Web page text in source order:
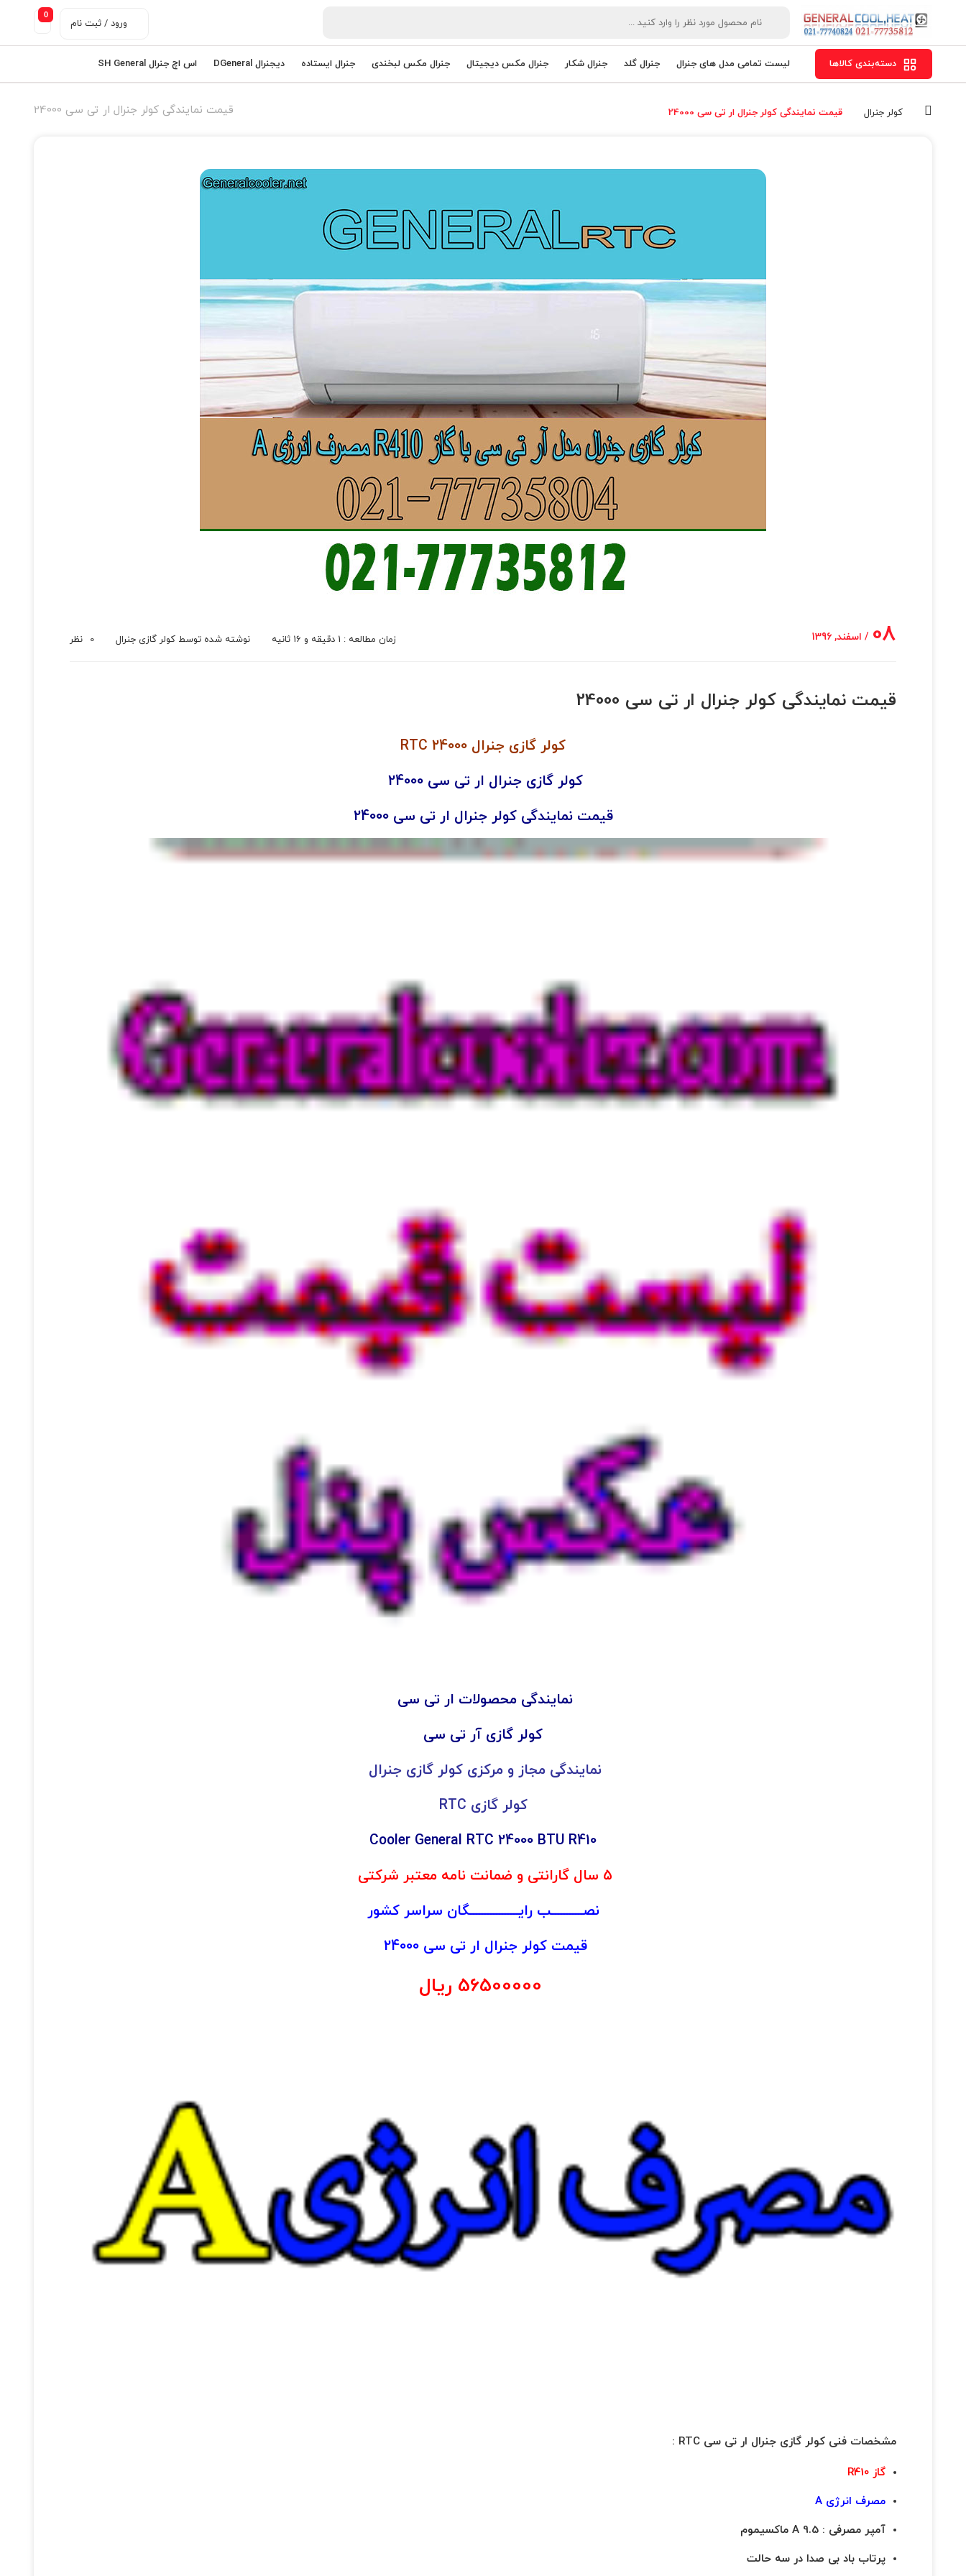
0
ورود / ثبت نام
دسته‌بندی کالاها لیست تمامی مدل های جنرال جنرال گلد جنرال شکار جنرال مکس دیجیتال جنرال مکس لبخندی جنرال ایستاده دیجنرال DGeneral اس اچ جنرال SH General
قیمت نمایندگی کولر جنرال ار تی سی 24000 کولر جنرال قیمت نمایندگی کولر جنرال ار تی سی 24000
08 / اسفند, 1396 0 نظر نوشته شده توسط کولر گازی جنرال زمان مطالعه : 1 دقیقه و 16 ثانیه
قیمت نمایندگی کولر جنرال ار تی سی 24000
کولر گازی جنرال RTC 24000
کولر گازی جنرال ار تی سی 24000
قیمت نمایندگی کولر جنرال ار تی سی 24000
نمایندگی محصولات ار تی سی
کولر گازی آر تی سی
نمایندگی مجاز و مرکزی کولر گازی جنرال
کولر گازی RTC
Cooler General RTC 24000 BTU R410
5 سال گارانتی و ضمانت نامه معتبر شرکتی
نصـــــــــــب رایـــــــــــــــــگان سراسر کشور
قیمت کولر جنرال ار تی سی 24000
مشخصات فنی کولر گازی جنرال ار تی سی RTC :
گاز R410
مصرف انرژی A
آمپر مصرفی : 9.5 A ماکسیموم
پرتاب باد بی صدا در سه حالت